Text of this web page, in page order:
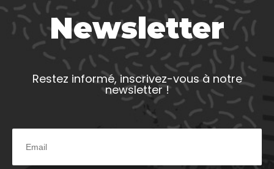
Newsletter
Restez informé, inscrivez-vous à notre
newsletter !